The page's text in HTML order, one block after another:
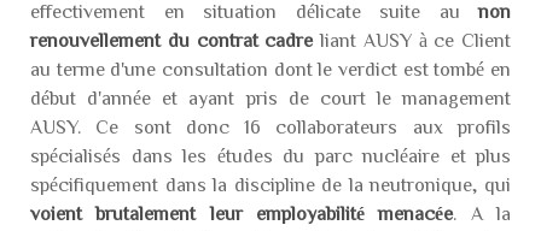
effectivement en situation délicate suite aunon
renouvellement du contrat cadreliant AUSY à ce Client
au terme d'une consultation dont le verdict est tombé en
début d'année et ayant pris de court le management
AUSY. Ce sont donc 16 collaborateurs aux profils
spécialisés dans les études du parc nucléaire et plus
spécifiquement dans la discipline de la neutronique, qui
voient brutalement leur employabilité menacée. A la